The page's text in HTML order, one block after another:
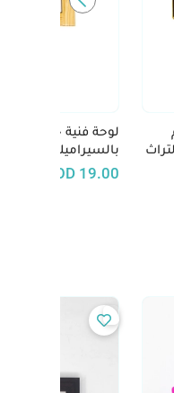
لوحة فنية خشبية
بالسيراميك الملون
الأرض ما يستحق
19.00
JOD